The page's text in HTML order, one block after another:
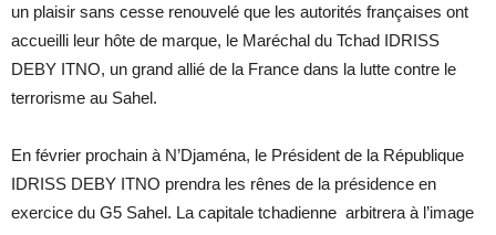
un plaisir sans cesse renouvelé que les autorités françaises ont
accueilli leur hôte de marque, le Maréchal du Tchad IDRISS
DEBY ITNO, un grand allié de la France dans la lutte contre le
terrorisme au Sahel.
En février prochain à N’Djaména, le Président de la République
IDRISS DEBY ITNO prendra les rênes de la présidence en
exercice du G5 Sahel. La capitale tchadienne arbitrera à l’image